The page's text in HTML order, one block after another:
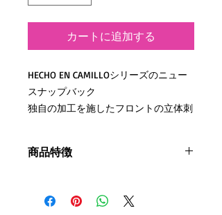
カートに追加する
HECHO EN CAMILLOシリーズのニュー
スナップバック
独自の加工を施したフロントの立体刺
サイドにもHECHO EN CAMILLOの刺繍
サイズ調整可能のアジャスタブル使用
商品特徴